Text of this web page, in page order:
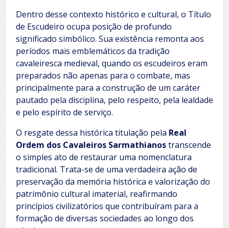
Dentro desse contexto histórico e cultural, o Título
de Escudeiro ocupa posição de profundo
significado simbólico. Sua existência remonta aos
períodos mais emblemáticos da tradição
cavaleiresca medieval, quando os escudeiros eram
preparados não apenas para o combate, mas
principalmente para a construção de um caráter
pautado pela disciplina, pelo respeito, pela lealdade
e pelo espírito de serviço.
O resgate dessa histórica titulação pela Real
Ordem dos Cavaleiros Sarmathianostranscende
o simples ato de restaurar uma nomenclatura
tradicional. Trata-se de uma verdadeira ação de
preservação da memória histórica e valorização do
patrimônio cultural imaterial, reafirmando
princípios civilizatórios que contribuíram para a
formação de diversas sociedades ao longo dos